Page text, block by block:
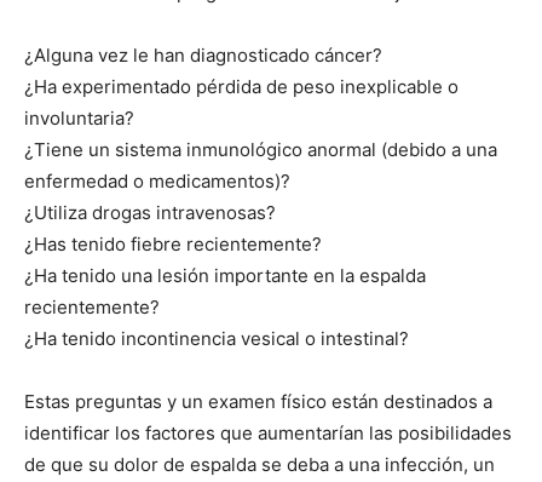
¿Alguna vez le han diagnosticado cáncer?
¿Ha experimentado pérdida de peso inexplicable o
involuntaria?
¿Tiene un sistema inmunológico anormal (debido a una
enfermedad o medicamentos)?
¿Utiliza drogas intravenosas?
¿Has tenido fiebre recientemente?
¿Ha tenido una lesión importante en la espalda
recientemente?
¿Ha tenido incontinencia vesical o intestinal?
Estas preguntas y un examen físico están destinados a
identificar los factores que aumentarían las posibilidades
de que su dolor de espalda se deba a una infección, un